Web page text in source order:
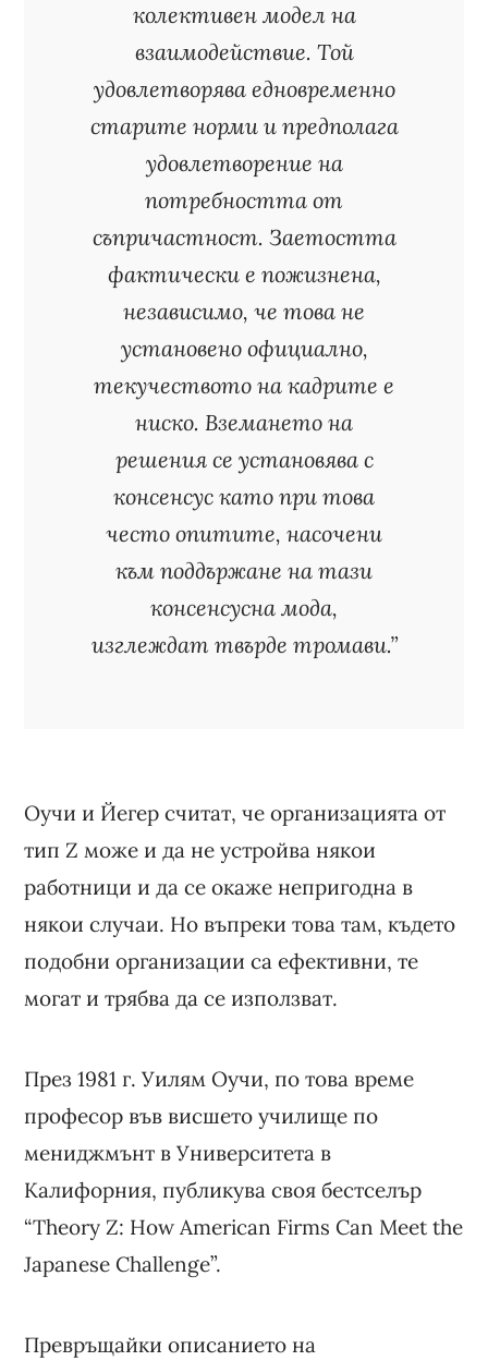
колективен модел на
взаимодействие. Той
удовлетворява едновременно
старите норми и предполага
удовлетворение на
потребността от
съпричастност. Заетостта
фактически е пожизнена,
независимо, че това не
установено официално,
текучеството на кадрите е
ниско. Вземането на
решения се установява с
консенсус като при това
често опитите, насочени
към поддържане на тази
консенсусна мода,
изглеждат твърде тромави.”
Оучи и Йегер считат, че организацията от
тип Z може и да не устройва някои
работници и да се окаже непригодна в
някои случаи. Но въпреки това там, където
подобни организации са ефективни, те
могат и трябва да се използват.
През 1981 г. Уилям Оучи, по това време
професор във висшето училище по
мениджмънт в Университета в
Калифорния, публикува своя бестселър
“Theory Z: How American Firms Can Meet the
Japanese Challenge”.
Превръщайки описанието на